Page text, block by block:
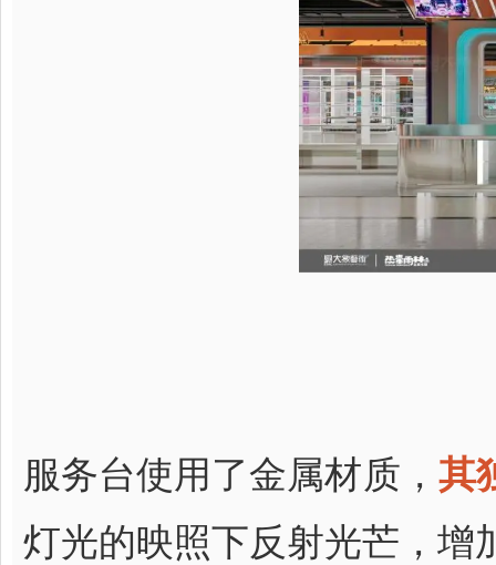
服务台使用了金属材质， 其
灯光的映照下反射光芒，增